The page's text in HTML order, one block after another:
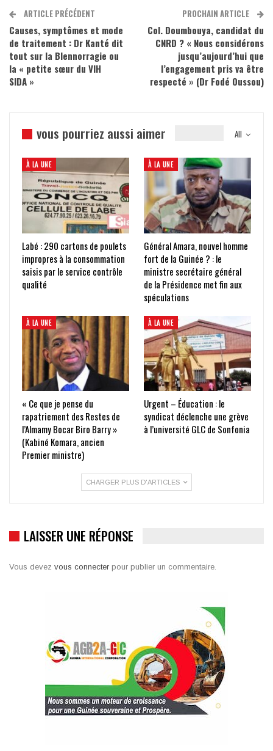
ARTICLE PRÉCÉDENT
Causes, symptômes et mode
de traitement : Dr Kanté dit
tout sur la Blennorragie ou
la « petite sœur du VIH
SIDA »
PROCHAIN ARTICLE
Col. Doumbouya, candidat du
CNRD ? « Nous considérons
jusqu’aujourd’hui que
l’engagement pris va être
respecté » (Dr Fodé Oussou)
All
vous pourriez aussi aimer
À LA UNE
Labé : 290 cartons de poulets
impropres à la consommation
saisis par le service contrôle
qualité
À LA UNE
Général Amara, nouvel homme
fort de la Guinée ? : le
ministre secrétaire général
de la Présidence met fin aux
spéculations
À LA UNE
« Ce que je pense du
rapatriement des Restes de
l’Almamy Bocar Biro Barry »
(Kabiné Komara, ancien
Premier ministre)
À LA UNE
Urgent – Éducation : le
syndicat déclenche une grève
à l’université GLC de Sonfonia
CHARGER PLUS D'ARTICLES
LAISSER UNE RÉPONSE
Vous devez vous connecter pour publier un commentaire.